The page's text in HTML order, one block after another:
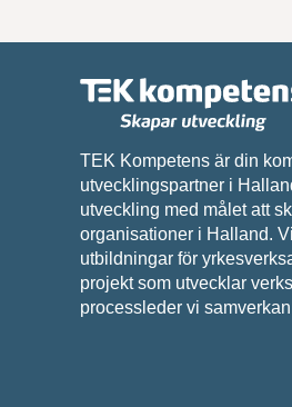
TEK Kompetens är din
utvecklingspartner i
utveckling med målet att
organisationer i Halland.
utbildningar för
projekt som utvecklar
processleder vi